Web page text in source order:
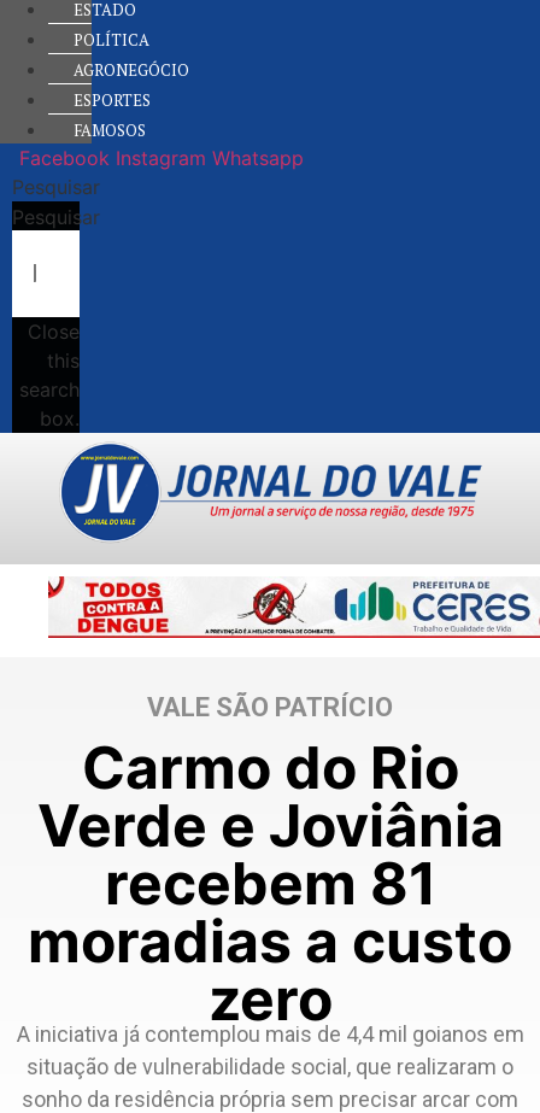
ESTADO
POLÍTICA
AGRONEGÓCIO
ESPORTES
FAMOSOS
Facebook Instagram Whatsapp
Pesquisar
Pesquisar
Close
this
search
box.
VALE SÃO PATRÍCIO
Carmo do Rio
Verde e Joviânia
recebem 81
moradias a custo
zero
A iniciativa já contemplou mais de 4,4 mil goianos em
situação de vulnerabilidade social, que realizaram o
sonho da residência própria sem precisar arcar com